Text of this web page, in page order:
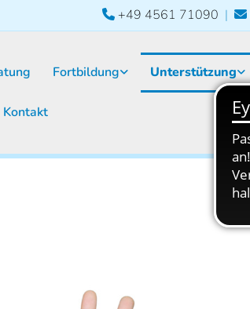
 +49 4561 71090 | 
Fortbildung Unterstützung
Kontakt